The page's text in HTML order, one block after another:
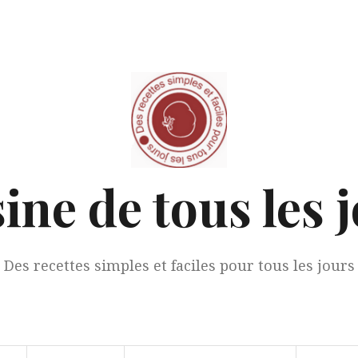
de tous les
Des recettes simples et faciles pour tous les jours